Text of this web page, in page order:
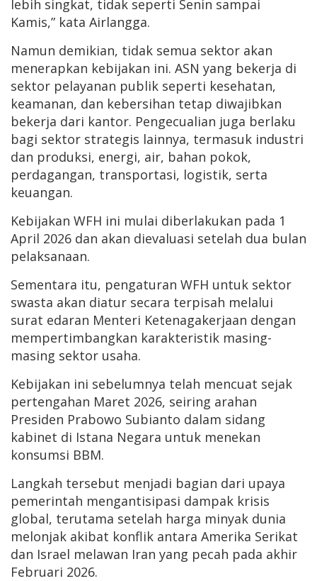
lebih singkat, tidak seperti Senin sampai
Kamis,” kata Airlangga.
Namun demikian, tidak semua sektor akan
menerapkan kebijakan ini. ASN yang bekerja di
sektor pelayanan publik seperti kesehatan,
keamanan, dan kebersihan tetap diwajibkan
bekerja dari kantor. Pengecualian juga berlaku
bagi sektor strategis lainnya, termasuk industri
dan produksi, energi, air, bahan pokok,
perdagangan, transportasi, logistik, serta
keuangan.
Kebijakan WFH ini mulai diberlakukan pada 1
April 2026 dan akan dievaluasi setelah dua bulan
pelaksanaan.
Sementara itu, pengaturan WFH untuk sektor
swasta akan diatur secara terpisah melalui
surat edaran Menteri Ketenagakerjaan dengan
mempertimbangkan karakteristik masing-
masing sektor usaha.
Kebijakan ini sebelumnya telah mencuat sejak
pertengahan Maret 2026, seiring arahan
Presiden Prabowo Subianto dalam sidang
kabinet di Istana Negara untuk menekan
konsumsi BBM.
Langkah tersebut menjadi bagian dari upaya
pemerintah mengantisipasi dampak krisis
global, terutama setelah harga minyak dunia
melonjak akibat konflik antara Amerika Serikat
dan Israel melawan Iran yang pecah pada akhir
Februari 2026.